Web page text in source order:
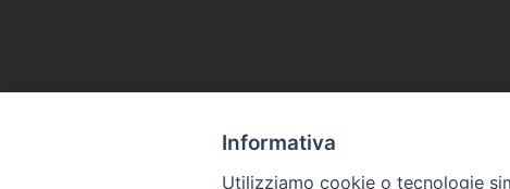
Informativa
Utilizziamo cookie o tecnologie